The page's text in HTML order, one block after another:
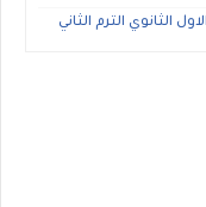
الثانوي الترم الثاني